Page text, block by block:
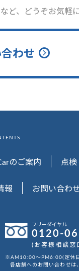
ど、どうぞお気軽
わせ
のご案内 点検
報 お問い合わ
フリーダイヤル
0120-
(お客様相談窓
※AM10:00～PM6:00(定休
各店舗へのお問い合わせは、